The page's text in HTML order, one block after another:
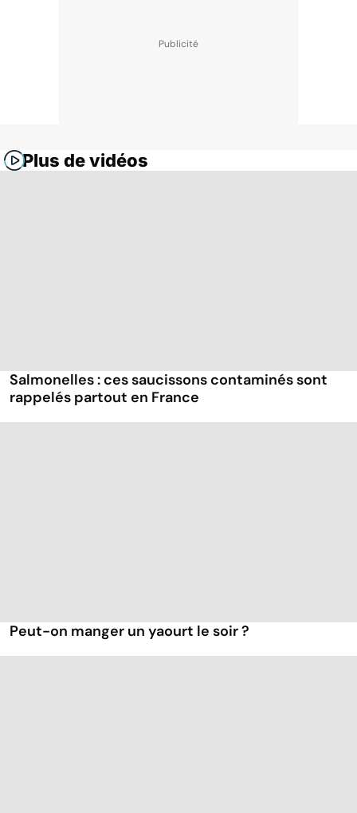
Plus de vidéos
Salmonelles : ces saucissons contaminés sont
rappelés partout en France
Peut-on manger un yaourt le soir ?